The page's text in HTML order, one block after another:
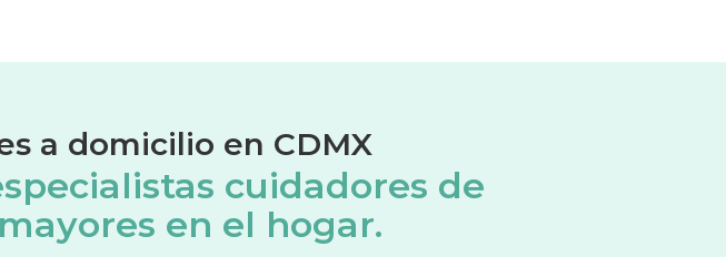
a domicilio en CDMX
cuidadores de
en el hogar.